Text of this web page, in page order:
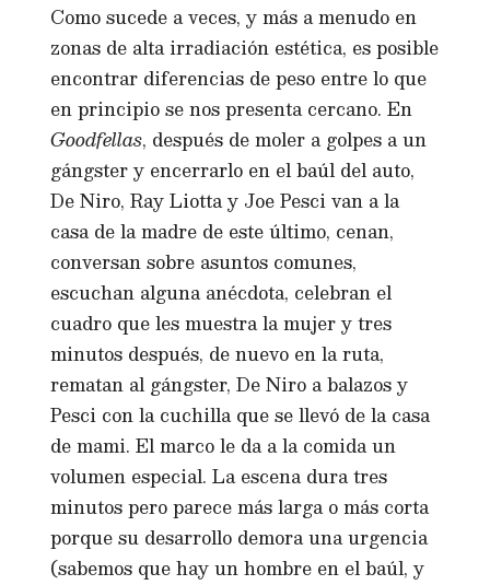
Como sucede a veces, y más a menudo en
zonas de alta irradiación estética, es posible
encontrar diferencias de peso entre lo que
en principio se nos presenta cercano. En
Goodfellas, después de moler a golpes a un
gángster y encerrarlo en el baúl del auto,
De Niro, Ray Liotta y Joe Pesci van a la
casa de la madre de este último, cenan,
conversan sobre asuntos comunes,
escuchan alguna anécdota, celebran el
cuadro que les muestra la mujer y tres
minutos después, de nuevo en la ruta,
rematan al gángster, De Niro a balazos y
Pesci con la cuchilla que se llevó de la casa
de mami. El marco le da a la comida un
volumen especial. La escena dura tres
minutos pero parece más larga o más corta
porque su desarrollo demora una urgencia
(sabemos que hay un hombre en el baúl, y